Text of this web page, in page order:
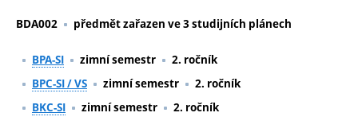
BDA002 předmět zařazen ve 3 studijních plánech
BPA-SI zimní semestr
2. ročník
BPC-SI / VS
zimní semestr
2. ročník
BKC-SI
zimní semestr 2. ročník